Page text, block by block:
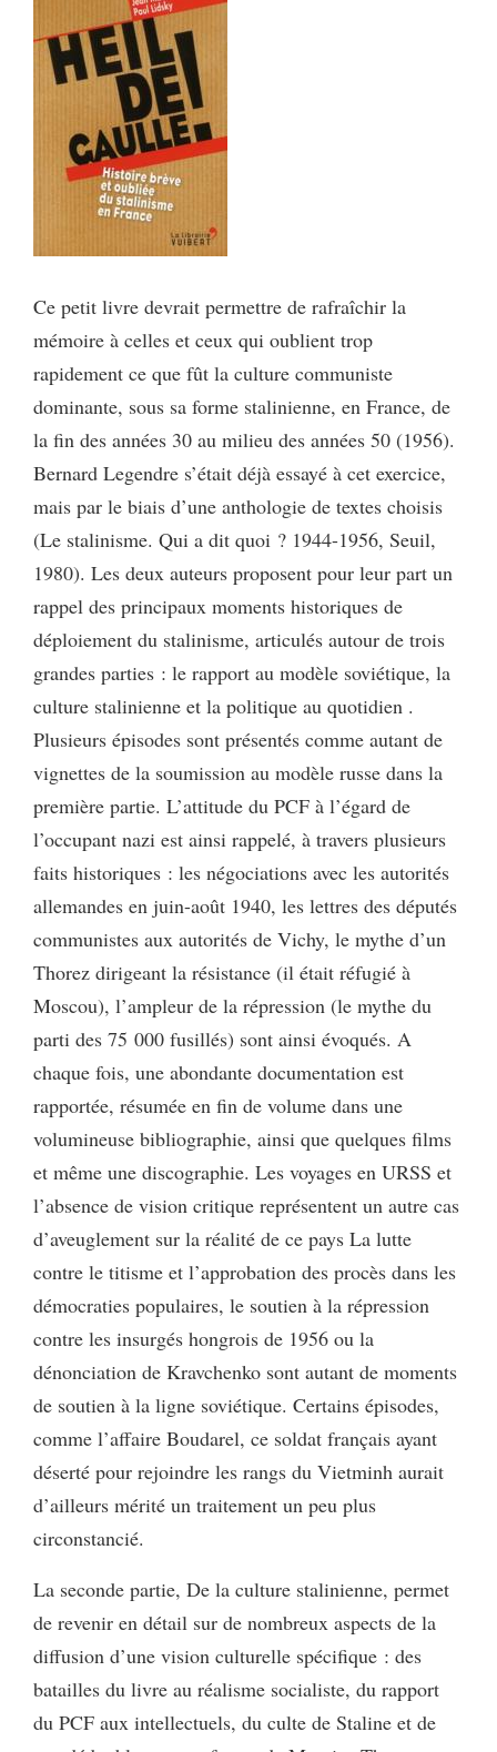
Ce petit livre devrait permettre de rafraîchir la
mémoire à celles et ceux qui oublient trop
rapidement ce que fût la culture communiste
dominante, sous sa forme stalinienne, en France, de
la fin des années 30 au milieu des années 50 (1956).
Bernard Legendre s’était déjà essayé à cet exercice,
mais par le biais d’une anthologie de textes choisis
(Le stalinisme. Qui a dit quoi ? 1944-1956, Seuil,
1980). Les deux auteurs proposent pour leur part un
rappel des principaux moments historiques de
déploiement du stalinisme, articulés autour de trois
grandes parties : le rapport au modèle soviétique, la
culture stalinienne et la politique au quotidien .
Plusieurs épisodes sont présentés comme autant de
vignettes de la soumission au modèle russe dans la
première partie. L’attitude du PCF à l’égard de
l’occupant nazi est ainsi rappelé, à travers plusieurs
faits historiques : les négociations avec les autorités
allemandes en juin-août 1940, les lettres des députés
communistes aux autorités de Vichy, le mythe d’un
Thorez dirigeant la résistance (il était réfugié à
Moscou), l’ampleur de la répression (le mythe du
parti des 75 000 fusillés) sont ainsi évoqués. A
chaque fois, une abondante documentation est
rapportée, résumée en fin de volume dans une
volumineuse bibliographie, ainsi que quelques films
et même une discographie. Les voyages en URSS et
l’absence de vision critique représentent un autre cas
d’aveuglement sur la réalité de ce pays La lutte
contre le titisme et l’approbation des procès dans les
démocraties populaires, le soutien à la répression
contre les insurgés hongrois de 1956 ou la
dénonciation de Kravchenko sont autant de moments
de soutien à la ligne soviétique. Certains épisodes,
comme l’affaire Boudarel, ce soldat français ayant
déserté pour rejoindre les rangs du Vietminh aurait
d’ailleurs mérité un traitement un peu plus
circonstancié.
La seconde partie, De la culture stalinienne, permet
de revenir en détail sur de nombreux aspects de la
diffusion d’une vision culturelle spécifique : des
batailles du livre au réalisme socialiste, du rapport
du PCF aux intellectuels, du culte de Staline et de